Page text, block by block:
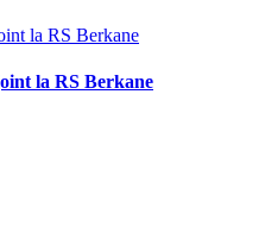
la RS Berkane